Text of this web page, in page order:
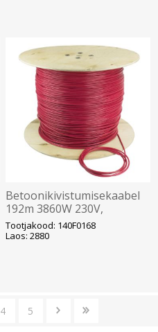
Betoonikivistumisekaabel
192m 3860W 230V,
0,0715ohm/m (mõõdetav
trumlilt), DEVI
Tootjakood: 140F0168
Laos: 2880
4 5